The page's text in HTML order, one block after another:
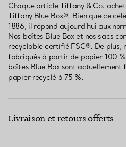
Chaque article Tiffany & Co.
Tiffany Blue Box®. Bien que ce
1886, il répond aujourd’hui aux
Nos boîtes Blue Box et nos sacs
recyclable certifié FSC®. De plus,
fabriqués à partir de papier 100
boîtes Blue Box sont
papier recyclé à 75 %.
Livraison et retours offerts